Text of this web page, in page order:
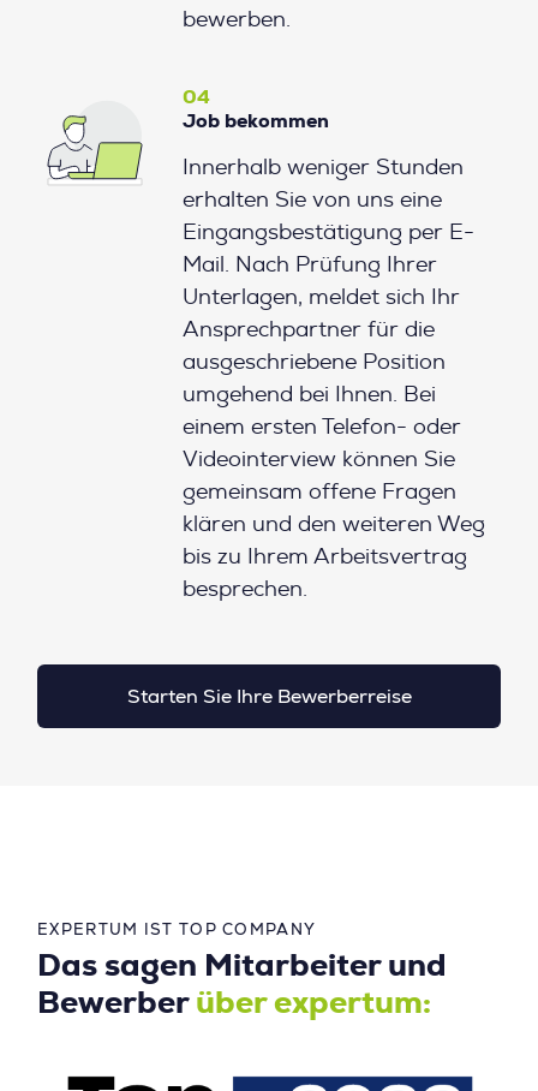
bewerben.
04
Job bekommen
Innerhalb weniger Stunden
erhalten Sie von uns eine
Eingangsbestätigung per E-
Mail. Nach Prüfung Ihrer
Unterlagen, meldet sich Ihr
Ansprechpartner für die
ausgeschriebene Position
umgehend bei Ihnen. Bei
einem ersten Telefon- oder
Videointerview können Sie
gemeinsam offene Fragen
klären und den weiteren Weg
bis zu Ihrem Arbeitsvertrag
besprechen.
Starten Sie Ihre Bewerberreise
EXPERTUM IST TOP COMPANY
Das sagen Mitarbeiter und
Bewerber über expertum: